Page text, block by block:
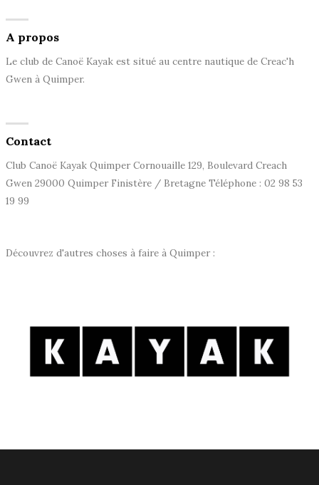
A propos
Le club de Canoë Kayak est situé au centre nautique de Creac'h
Gwen à Quimper.
Contact
Club Canoë Kayak Quimper Cornouaille 129, Boulevard Creach
Gwen 29000 Quimper Finistère / Bretagne Téléphone : 02 98 53
19 99
Découvrez d'autres choses à faire à Quimper :